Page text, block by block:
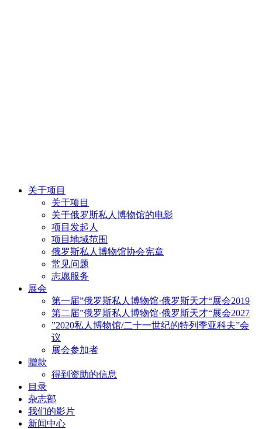
关于项目
关于项目
关于俄罗斯私人博物馆的电影
项目发起人
项目地域范围
俄罗斯私人博物馆协会宪章
常见问题
志愿服务
展会
第一届”俄罗斯私人博物馆·俄罗斯天才“展会2019
第二届”俄罗斯私人博物馆·俄罗斯天才“展会2027
”2020私人博物馆/二十一世纪的特列季亚科夫”会
议
展会参加者
贈款
得到资助的信息
目录
杂志部
我们的影片
新闻中心